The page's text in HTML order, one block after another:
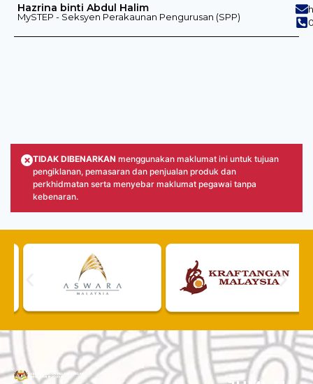
Hazrina binti Abdul Halim
MySTEP - Seksyen Perakaunan Pengurusan (SPP)
× TIDAK DIBENARKAN menggunakan maklumat ini untuk tujuan
pengiklanan, pemasaran dan penjualan produk dan
perkhidmatan serta menyebar maklumat pegawai tanpa
kebenaran.